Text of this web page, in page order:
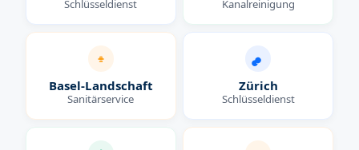
Schlüsseldienst Kanalreinigung
Basel-Landschaft
Sanitärservice
Zürich
Schlüsseldienst